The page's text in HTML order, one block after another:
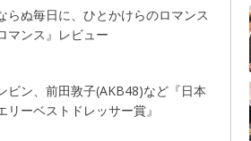
らぬ毎日に、ひとかけらのロマンス
マンス』レビュー
ビン、前田敦子(AKB48)など『日本
リーベストドレッサー賞』